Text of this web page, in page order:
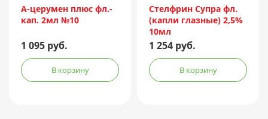
Франция
А-церумен плюс фл.-
кап. 2мл №10
1 095 руб.
В корзину
Стелфрин Супра фл.
(капли глазные) 2,5%
10мл
1 254 руб.
В корзину